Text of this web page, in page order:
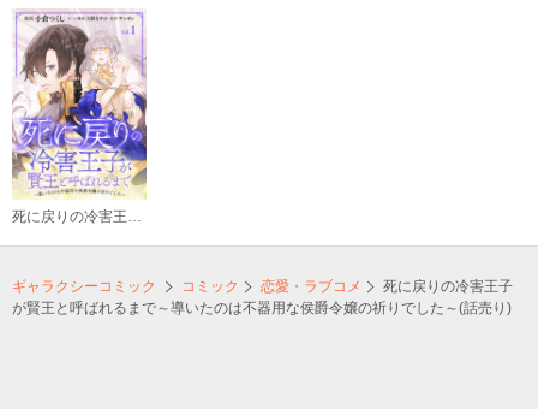
死に戻りの冷害王子が賢王と呼ばれるまで～導いたのは不器用な侯爵令嬢の祈りでした～(話売り)
ギャラクシーコミック コミック 恋愛・ラブコメ
死に戻りの冷害王子
が賢王と呼ばれるまで～導いたのは不器用な侯爵令嬢の祈りでした～(話売り)